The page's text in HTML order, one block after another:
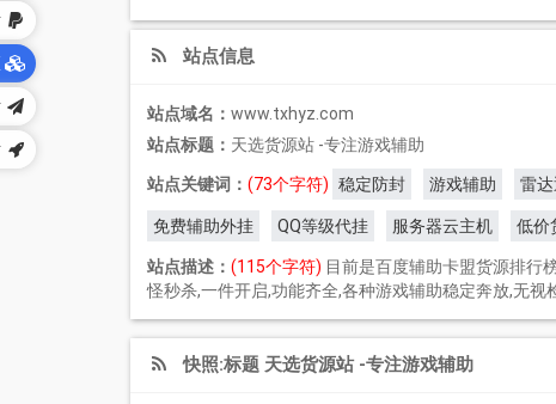
站点信息
站点域名： www.txhyz.com
站点标题： 天选货源站 -专注游戏辅助
站点关键词： (73个字符) 稳定防封 游戏辅助 雷
免费辅助外挂 QQ等级代挂 服务器云主机 低价
站点描述： (115个字符) 目前是百度辅助卡盟货源排行
怪秒杀,一件开启,功能齐全,各种游戏辅助稳定奔放,无
快照:标题 天选货源站 -专注游戏辅助